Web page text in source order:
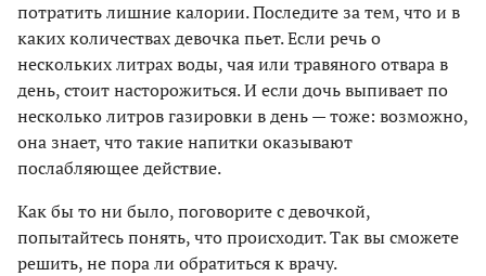
потратить лишние калории. Последите за тем, что и в
каких количествах девочка пьет. Если речь о
нескольких литрах воды, чая или травяного отвара в
день, стоит насторожиться. И если дочь выпивает по
несколько литров газировки в день — тоже: возможно,
она знает, что такие напитки оказывают
послабляющее действие.
Как бы то ни было, поговорите с девочкой,
попытайтесь понять, что происходит. Так вы сможете
решить, не пора ли обратиться к врачу.